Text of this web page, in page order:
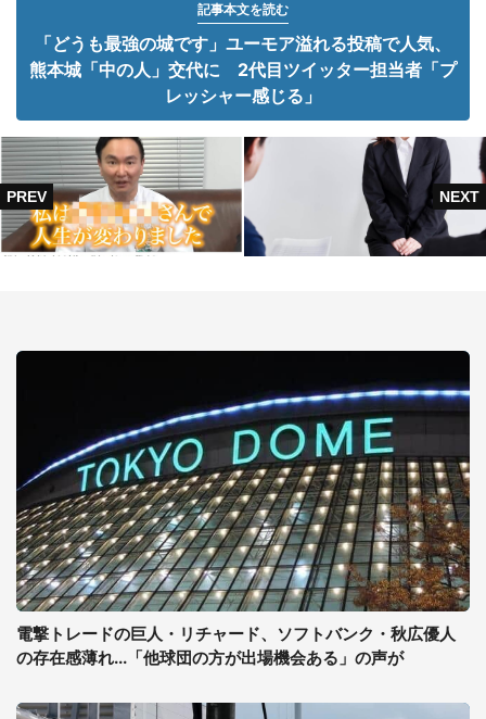
記事本文を読む
「どうも最強の城です」ユーモア溢れる投稿で人気、
熊本城「中の人」交代に 2代目ツイッター担当者「プ
レッシャー感じる」
電撃トレードの巨人・リチャード、ソフトバンク・秋広優人
の存在感薄れ...「他球団の方が出場機会ある」の声が